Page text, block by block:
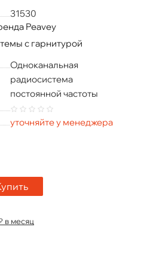
31530
Peavey
с гарнитурой
Одноканальная
радиосистема
постоянной частоты
уточняйте у менеджера
в месяц